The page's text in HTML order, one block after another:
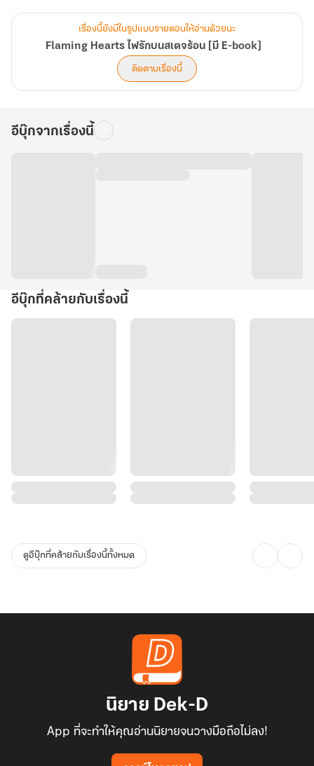
book]
เรื่องนี้ยังมีในรูปแบบรายตอนให้อ่านด้วยนะ
Flaming Hearts ไฟรักบนสเตจร้อน [มี E-book]
ติดตามเรื่องนี้
อีบุ๊กจากเรื่องนี้
อีบุ๊กที่คล้ายกับเรื่องนี้
ดูอีบุ๊กที่คล้ายกับเรื่องนี้ทั้งหมด
นิยาย Dek-D
App ที่จะทำให้คุณอ่านนิยายจนวางมือถือไม่ลง!